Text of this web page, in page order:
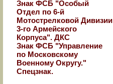
Знак ФСБ "Особый
Отдел по 6-й
Мотострелковой Дивизии
3-го Армейского
Корпуса". ДКС
Знак ФСБ "Управление
по Московскому
Военному Округу."
Спецзнак.